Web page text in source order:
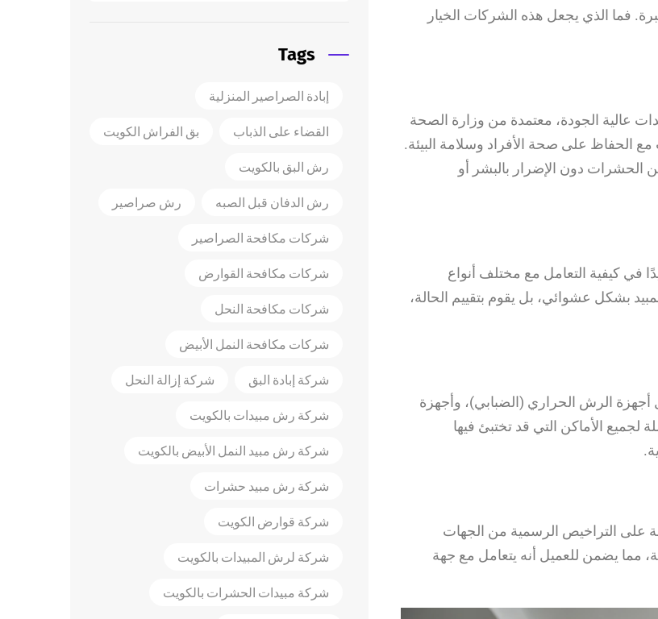
فما الذي يجعل هذه الشركات الخيار
عالية الجودة، معتمدة من وزارة الصحة
مع الحفاظ على صحة الأفراد وسلامة البيئة.
دون الإضرار بالبشر أو
كيفية التعامل مع مختلف أنواع
بشكل عشوائي، بل يقوم بتقييم الحالة،
أجهزة الرش الحراري (الضبابي)، وأجهزة
الأماكن التي قد تختبئ فيها
على التراخيص الرسمية من الجهات
مما يضمن للعميل أنه يتعامل مع جهة
Tags
إبادة الصراصير المنزلية
القضاء على الذباب بق الفراش الكويت
رش البق بالكويت
رش الدفان قبل الصبه رش صراصير
شركات مكافحة الصراصير
شركات مكافحة القوارض
شركات مكافحة النحل
شركات مكافحة النمل الأبيض
شركة إبادة البق شركة إزالة النحل
شركة رش مبيدات بالكويت
شركة رش مبيد النمل الأبيض بالكويت
شركة رش مبيد حشرات
شركة قوارض الكويت
شركة لرش المبيدات بالكويت
شركة مبيدات الحشرات بالكويت